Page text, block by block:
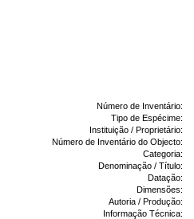
Número de Inventário:
Tipo de Espécime:
Instituição / Proprietário:
Número de Inventário do Objecto:
Categoria:
Denominação / Título:
Datação:
Dimensões:
Autoria / Produção:
Informação Técnica: